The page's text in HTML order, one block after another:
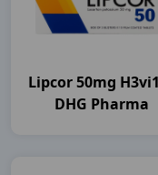
Lipcor 50mg
DHG Pharma